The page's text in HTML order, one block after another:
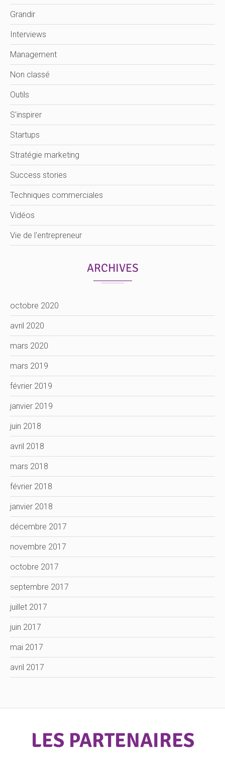
Grandir
Interviews
Management
Non classé
Outils
S'inspirer
Startups
Stratégie marketing
Success stories
Techniques commerciales
Vidéos
Vie de l'entrepreneur
ARCHIVES
octobre 2020
avril 2020
mars 2020
mars 2019
février 2019
janvier 2019
juin 2018
avril 2018
mars 2018
février 2018
janvier 2018
décembre 2017
novembre 2017
octobre 2017
septembre 2017
juillet 2017
juin 2017
mai 2017
avril 2017
LES PARTENAIRES